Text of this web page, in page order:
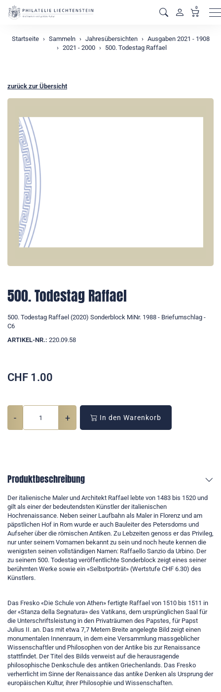
0
Startseite Sammeln Jahresübersichten
Ausgaben 2021 - 1908
2021 - 2000
500. Todestag Raffael
zurück zur Übersicht
500. Todestag Raffael
500. Todestag Raffael (2020) Sonderblock MiNr. 1988 - Briefumschlag -
C6
ARTIKEL-NR.: 220.09.58
CHF 1.00
- + In den Warenkorb
Produktbeschreibung
Der italienische Maler und Architekt Raffael lebte von 1483 bis 1520 und
gilt als einer der bedeutendsten Künstler der italienischen
Hochrenaissance. Neben seiner Laufbahn als Maler in Florenz und am
päpstlichen Hof in Rom wurde er auch Bauleiter des Petersdoms und
Aufseher über die römischen Antiken. Zu Lebzeiten genoss er das Privileg,
nur unter seinem Vornamen bekannt zu sein und noch heute kennen die
wenigsten seinen vollständigen Namen: Raffaello Sanzio da Urbino. Der
zu seinem 500. Todestag veröffentlichte Sonderblock zeigt eines seiner
berühmten Werke sowie ein «Selbstporträt» (Wertstufe CHF 6.30) des
Künstlers.
Das Fresko «Die Schule von Athen» fertigte Raffael von 1510 bis 1511 in
der «Stanza della Segnatura» des Vatikans, dem ursprünglichen Saal für
die Unterschriftsleistung in den Privaträumen des Papstes, für Papst
Julius II. an. Das mit etwa 7,7 Metern Breite angelegte Bild zeigt einen
monumentalen Innenraum, in dem eine Versammlung massgeblicher
Wissenschaftler und Philosophen von der Antike bis zur Renaissance
stattfindet. Der Titel des Bilds verweist auf die herausragende
philosophische Denkschule des antiken Griechenlands. Das Fresko
verherrlicht im Sinne der Renaissance das antike Denken als Ursprung der
europäischen Kultur, ihrer Philosophie und Wissenschaften.